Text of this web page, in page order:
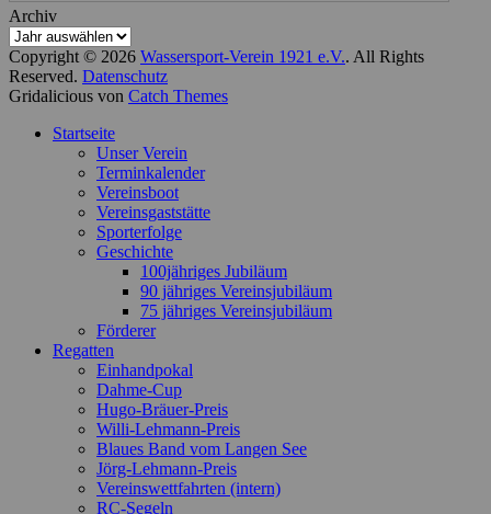
Archiv
Copyright © 2026 Wassersport-Verein 1921 e.V.. All Rights
Reserved. Datenschutz
Gridalicious von Catch Themes
oben
Startseite
Unser Verein
Terminkalender
Vereinsboot
Vereinsgaststätte
Sporterfolge
Geschichte
100jähriges Jubiläum
90 jähriges Vereinsjubiläum
75 jähriges Vereinsjubiläum
Förderer
Regatten
Einhandpokal
Dahme-Cup
Hugo-Bräuer-Preis
Willi-Lehmann-Preis
Blaues Band vom Langen See
Jörg-Lehmann-Preis
Vereinswettfahrten (intern)
RC-Segeln